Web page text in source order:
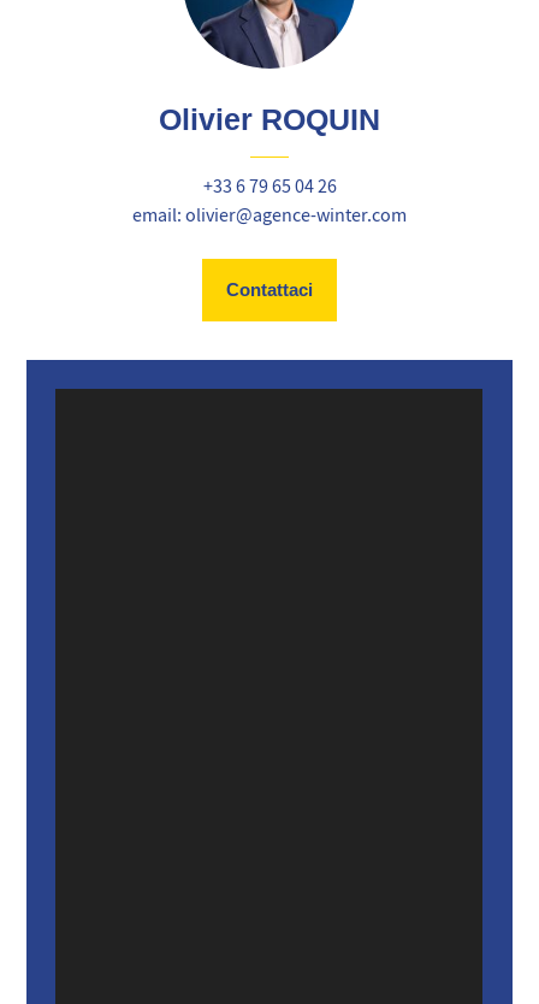
Olivier ROQUIN
+33 6 79 65 04 26
email: olivier@agence-winter.com
Contattaci